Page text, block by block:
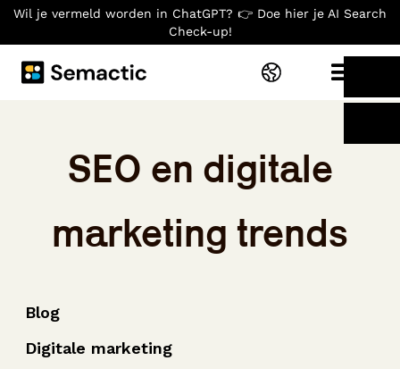
Wil je vermeld worden in ChatGPT? 👉 Doe hier je AI Search
Check-up!
SEO en digitale
marketing trends
Blog
Digitale marketing